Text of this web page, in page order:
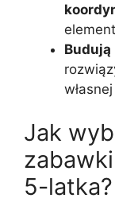
Budują
Jak
5-latka?